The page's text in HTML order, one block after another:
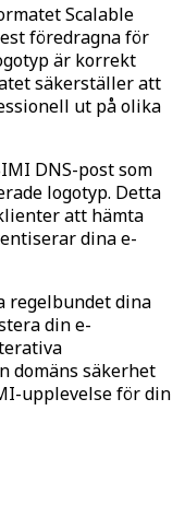
Scalable
föredragna för
är korrekt
säkerställer att
ut på olika
DNS-post som
logotyp. Detta
att hämta
dina e-
regelbundet dina
din e-
domäns säkerhet
upplevelse för din